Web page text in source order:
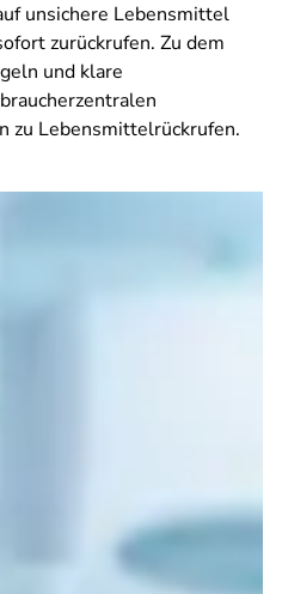
unsichere Lebensmittel
zurückrufen. Zu dem
und klare
zu Lebensmittelrückrufen.